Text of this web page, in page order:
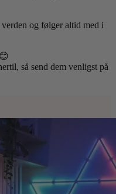
og følger altid med i
så send dem venligst på